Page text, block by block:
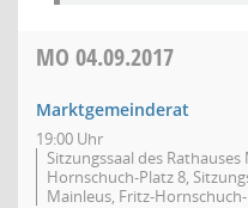
MO 04.09.2017
Marktgemeinderat
19:00 Uhr
Sitzungssaal des
Hornschuch-Platz 8,
Mainleus, Fritz-